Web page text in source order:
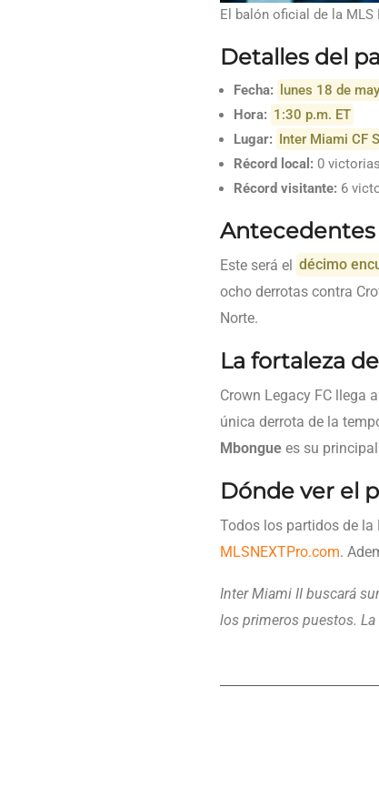
El balón oficial de la
Detalles del
Fecha:
lunes 18 de
Hora: 1:30 p.m. ET
Lugar: Inter Miami CF
Récord local: 0
Récord visitante: 6
Este será el décimo
ocho derrotas contra
Norte.
La fortaleza
Crown Legacy FC llega
única derrota de la
Mbongue es su
Dónde ver el
Todos los partidos de
MLSNEXTPro.com.
Inter Miami II buscará
los primeros puestos.